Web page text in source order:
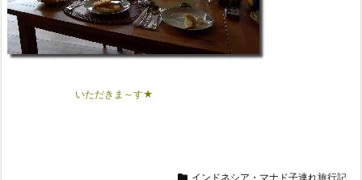
いただきま～す★
インドネシア・マナド子連れ旅行記